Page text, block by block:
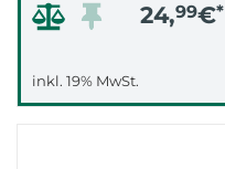
24,99€*
inkl. 19% MwSt.